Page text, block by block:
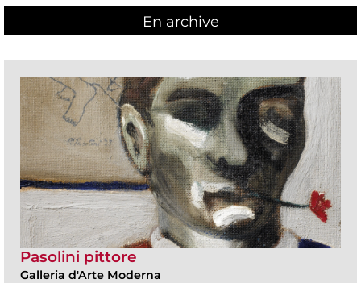
En archive
Pasolini pittore
Galleria d'Arte Moderna